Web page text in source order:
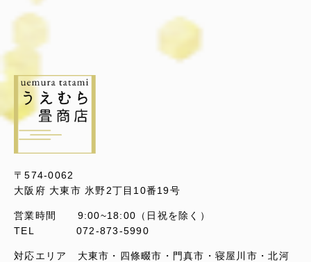
〒574-0062
大阪府 大東市 氷野2丁目10番19号
営業時間 9:00~18:00（日祝を除く）
TEL 072-873-5990
対応エリア 大東市・四條畷市・門真市・寝屋川市・北河